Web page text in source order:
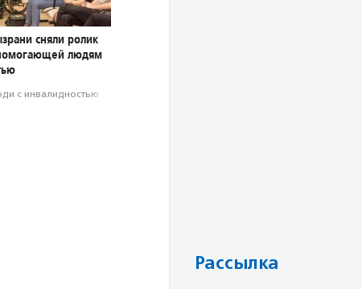
сняли ролик
людям
с инвалидностью
Рассылка